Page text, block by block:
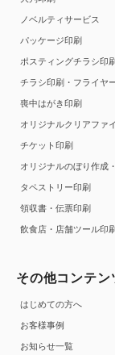
ノベルティサービス
パッケージ印刷
ポスティングチラシ印
チラシ印刷・フライヤ
喪中はがき印刷
オリジナルクリアファ
チケット印刷
オリジナルのぼり作成
タペストリー印刷
領収書・伝票印刷
飲食店・店舗ツール印刷
その他コンテン
はじめての方へ
お客様事例
お知らせ一覧